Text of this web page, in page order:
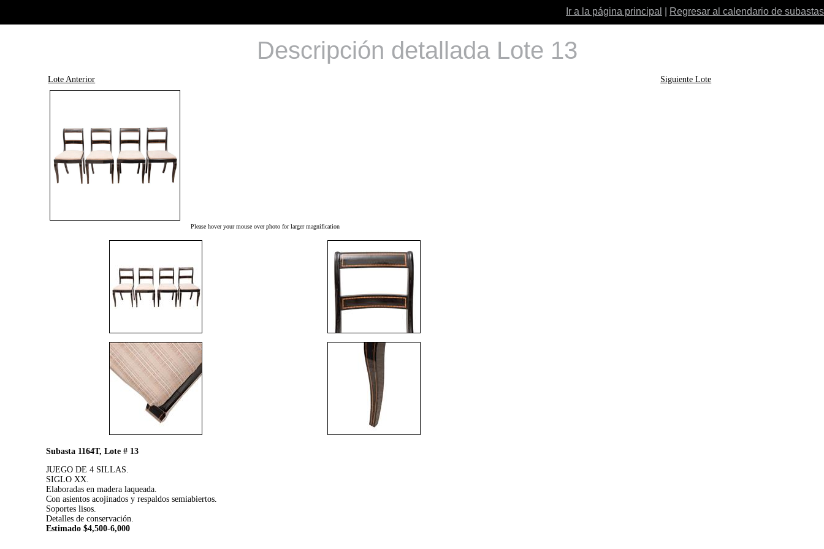
Ir a la página principal Regresar al calendario de subastas
Descripción detallada Lote 13
Lote Anterior Siguiente Lote
Please hover your mouse over photo for larger magnification
Subasta 1164T, Lote # 13
JUEGO DE 4 SILLAS.
SIGLO XX.
Elaboradas en madera laqueada.
Con asientos acojinados y respaldos semiabiertos.
Soportes lisos.
Detalles de conservación.
Estimado $4,500-6,000